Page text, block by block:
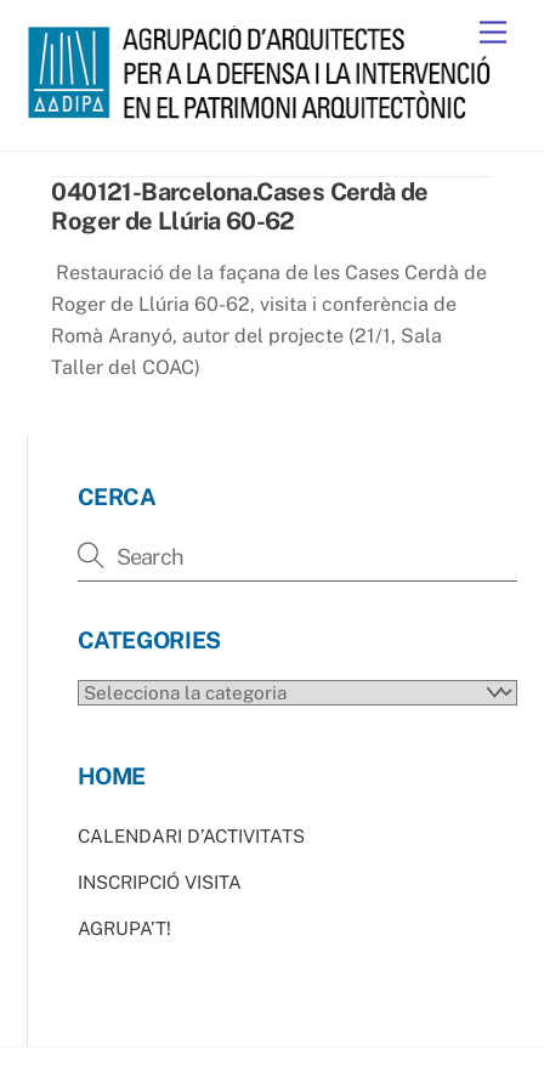
content
040121-Barcelona.Cases Cerdà de
Roger de Llúria 60-62
Restauració de la façana de les Cases Cerdà de
Roger de Llúria 60-62, visita i conferència de
Romà Aranyó, autor del projecte (21/1, Sala
Taller del COAC)
CERCA
CATEGORIES
CATEGORIES
HOME
CALENDARI D’ACTIVITATS
INSCRIPCIÓ VISITA
AGRUPA’T!